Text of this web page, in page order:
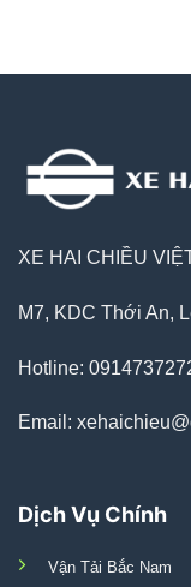
XE HAI CHIỀU
M7, KDC Thới An,
Hotline:
Email:
Dịch Vụ Chính
Vận Tải Bắc Nam